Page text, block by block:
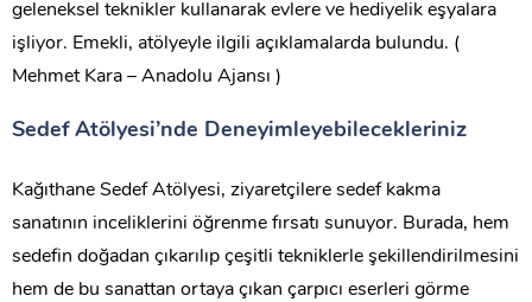
geleneksel teknikler kullanarak evlere ve hediyelik eşyalara
işliyor. Emekli, atölyeyle ilgili açıklamalarda bulundu. (
Mehmet Kara – Anadolu Ajansı )
Sedef Atölyesi’nde Deneyimleyebilecekleriniz
Kağıthane Sedef Atölyesi, ziyaretçilere sedef kakma
sanatının inceliklerini öğrenme fırsatı sunuyor. Burada, hem
sedefin doğadan çıkarılıp çeşitli tekniklerle şekillendirilmesini
hem de bu sanattan ortaya çıkan çarpıcı eserleri görme